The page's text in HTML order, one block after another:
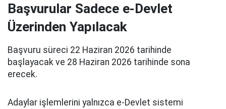
Başvurular Sadece e-Devlet
Üzerinden Yapılacak
Başvuru süreci 22 Haziran 2026 tarihinde
başlayacak ve 28 Haziran 2026 tarihinde sona
erecek.
Adaylar işlemlerini yalnızca e-Devlet sistemi